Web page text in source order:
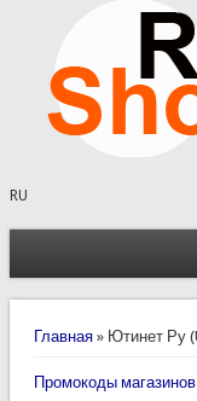
RU
Вы здесь
Главная » Ютинет Ру
Промокоды магазинов